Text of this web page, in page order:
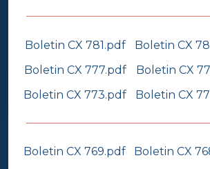
Boletin CX 781.pdf Boletin CX
Boletin CX 777.pdf
Boletin CX
Boletin CX 773.pdf
Boletin CX
Boletin CX 769.pdf Boletin CX